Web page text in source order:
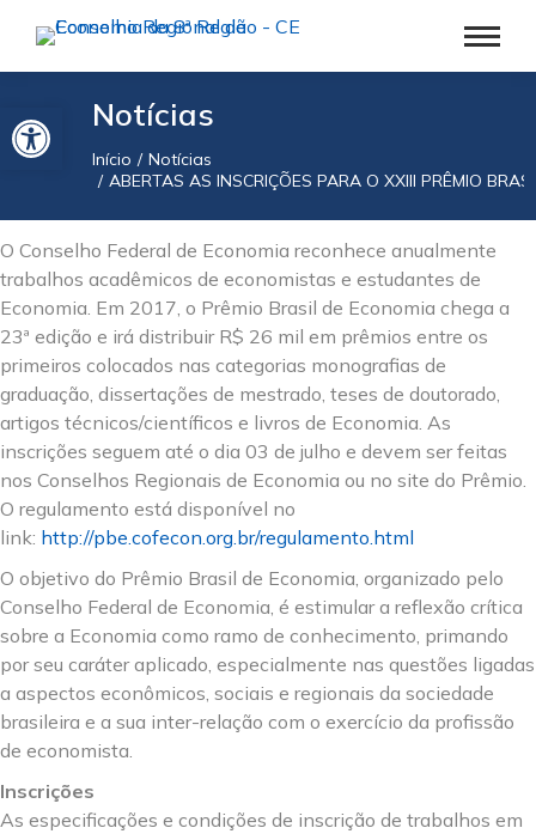
Barra de Ferramentas AbertaNotícias
Você está aqui:
Início
Notícias
ABERTAS AS INSCRIÇÕES PARA O XXIII PRÊMIO
O Conselho Federal de Economia reconhece anualmente
trabalhos acadêmicos de economistas e estudantes de
Economia. Em 2017, o Prêmio Brasil de Economia chega a
23ª edição e irá distribuir R$ 26 mil em prêmios entre os
primeiros colocados nas categorias monografias de
graduação, dissertações de mestrado, teses de doutorado,
artigos técnicos/científicos e livros de Economia. As
inscrições seguem até o dia 03 de julho e devem ser feitas
nos Conselhos Regionais de Economia ou no site do Prêmio.
O regulamento está disponível no
link: http://pbe.cofecon.org.br/regulamento.html
O objetivo do Prêmio Brasil de Economia, organizado pelo
Conselho Federal de Economia, é estimular a reflexão crítica
sobre a Economia como ramo de conhecimento, primando
por seu caráter aplicado, especialmente nas questões ligadas
a aspectos econômicos, sociais e regionais da sociedade
brasileira e a sua inter-relação com o exercício da profissão
de economista.
Inscrições
As especificações e condições de inscrição de trabalhos em